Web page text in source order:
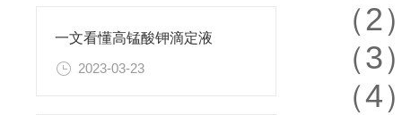
一文看懂高锰酸钾滴定液
2023-03-23
（
（
（